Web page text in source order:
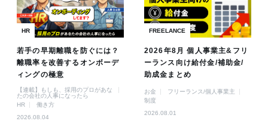
HR
若手の早期離職を防ぐには？
離職率を改善するオンボーデ
ィングの極意
【連載】もしも、採用のプロがあな
たの会社の人事になったら
HR
働き方
2026.08.04
FREELANCE
2026年8月 個人事業主&フリ
ーランス向け給付金/補助金/
助成金まとめ
お金
フリーランス/個人事業主
制度
2026.08.01